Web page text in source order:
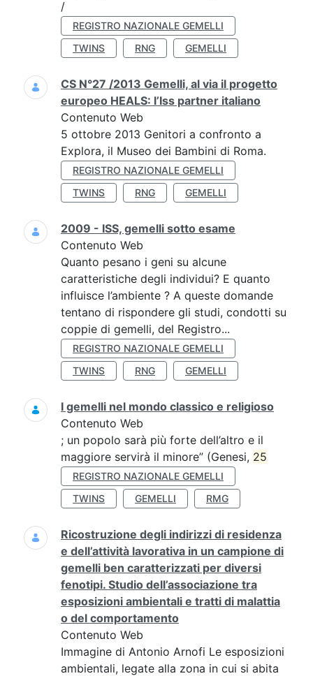
/
REGISTRO NAZIONALE GEMELLI
TWINS
RNG GEMELLI
CS N°27 /2013 Gemelli, al via il progetto
europeo HEALS: l’Iss partner italiano
Contenuto Web
5 ottobre 2013 Genitori a confronto a
Explora, il Museo dei Bambini di Roma.
REGISTRO NAZIONALE GEMELLI
TWINS
RNG GEMELLI
2009 - ISS, gemelli sotto esame
Contenuto Web
Quanto pesano i geni su alcune
caratteristiche degli individui? E quanto
influisce l’ambiente ? A queste domande
tentano di rispondere gli studi, condotti su
coppie di gemelli, del Registro...
REGISTRO NAZIONALE GEMELLI
TWINS
RNG GEMELLI
I gemelli nel mondo classico e religioso
Contenuto Web
; un popolo sarà più forte dell’altro e il
maggiore servirà il minore” (Genesi, 25
REGISTRO NAZIONALE GEMELLI
TWINS
GEMELLI RMG
Ricostruzione degli indirizzi di residenza
e dell’attività lavorativa in un campione di
gemelli ben caratterizzati per diversi
fenotipi. Studio dell’associazione tra
esposizioni ambientali e tratti di malattia
o del comportamento
Contenuto Web
Immagine di Antonio Arnofi Le esposizioni
ambientali, legate alla zona in cui si abita